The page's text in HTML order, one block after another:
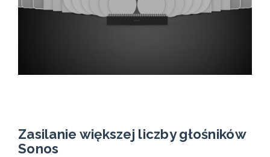
Zasilanie większej liczby głośników
Sonos